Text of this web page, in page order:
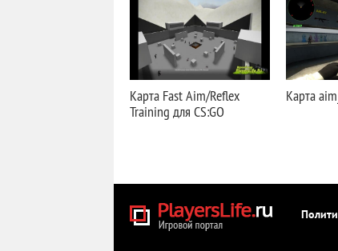
Карта Fast Aim/Reflex
Training для CS:GO
Карта